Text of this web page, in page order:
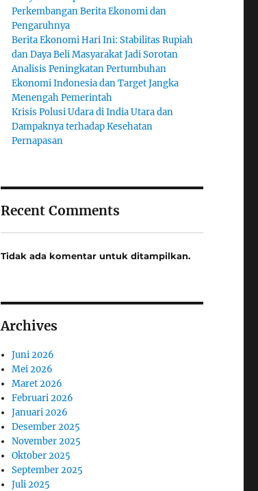
Perkembangan Berita Ekonomi dan
Pengaruhnya
Berita Ekonomi Hari Ini: Stabilitas Rupiah
dan Daya Beli Masyarakat Jadi Sorotan
Analisis Peningkatan Pertumbuhan
Ekonomi Indonesia dan Target Jangka
Menengah Pemerintah
Krisis Polusi Udara di India Utara dan
Dampaknya terhadap Kesehatan
Pernapasan
Recent Comments
Tidak ada komentar untuk ditampilkan.
Archives
Juni 2026
Mei 2026
Maret 2026
Februari 2026
Januari 2026
Desember 2025
November 2025
Oktober 2025
September 2025
Juli 2025